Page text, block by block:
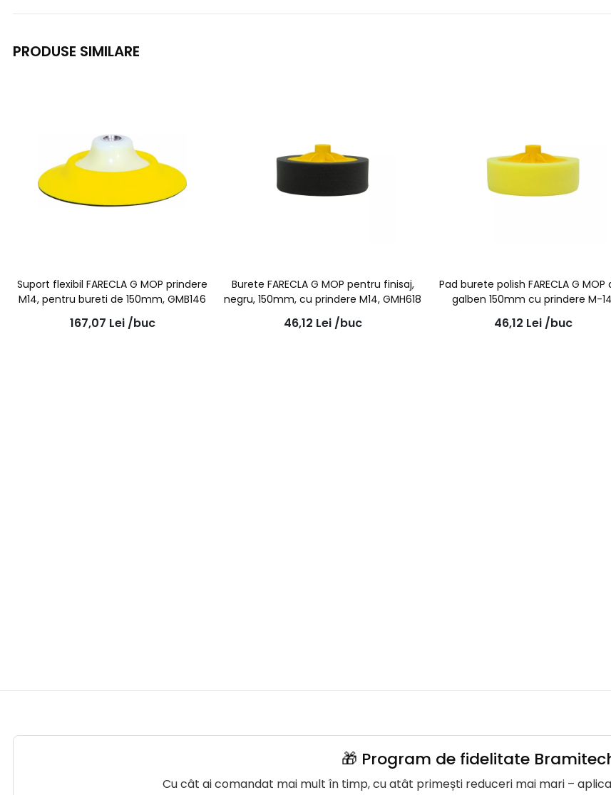
PRODUSE SIMILARE
Suport flexibil FARECLA G MOP prindere
M14, pentru bureti de 150mm, GMB146
167,07 Lei /buc
Burete FARECLA G MOP pentru finisaj,
negru, 150mm, cu prindere M14, GMH618
46,12 Lei /buc
Pad burete polish FARECLA G MOP
galben 150mm cu prindere M-
GMH601
46,12 Lei /buc
🎁 Program de fidelitate
Cu cât ai comandat mai mult în timp, cu atât primești reduceri mai mari –